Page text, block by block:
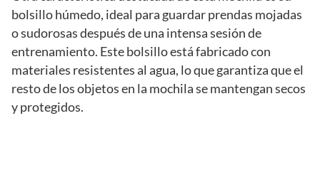
bolsillo húmedo, ideal para guardar prendas mojadas
o sudorosas después de una intensa sesión de
entrenamiento. Este bolsillo está fabricado con
materiales resistentes al agua, lo que garantiza que el
resto de los objetos en la mochila se mantengan secos
y protegidos.